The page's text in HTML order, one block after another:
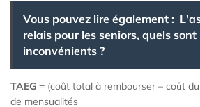
Vous pouvez lire également :
relais pour les seniors, quels
inconvénients ?
TAEG = (coût total à rembourser – coût
de mensualités